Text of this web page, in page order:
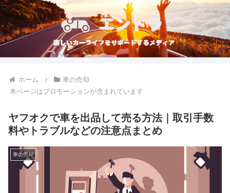
ホーム
車の売却
本ページはプロモーションが含まれています
ヤフオクで車を出品して売る方法｜取引手数
料やトラブルなどの注意点まとめ
車の売却